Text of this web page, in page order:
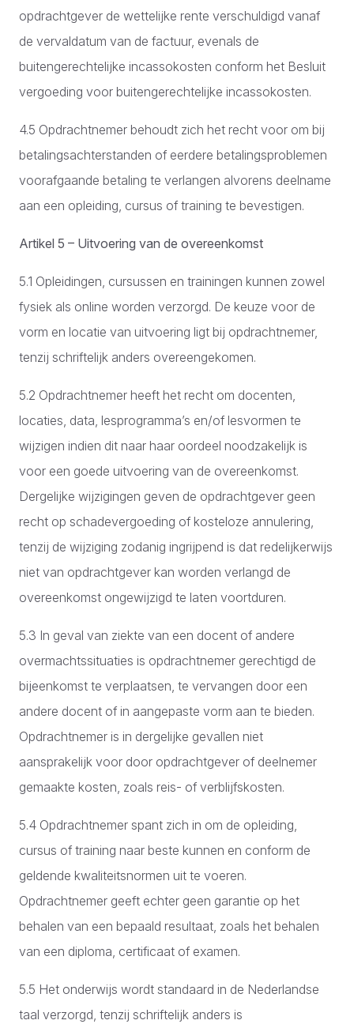
opdrachtgever de wettelijke rente verschuldigd vanaf
de vervaldatum van de factuur, evenals de
buitengerechtelijke incassokosten conform het Besluit
vergoeding voor buitengerechtelijke incassokosten.
4.5 Opdrachtnemer behoudt zich het recht voor om bij
betalingsachterstanden of eerdere betalingsproblemen
voorafgaande betaling te verlangen alvorens deelname
aan een opleiding, cursus of training te bevestigen.
Artikel 5 – Uitvoering van de overeenkomst
5.1 Opleidingen, cursussen en trainingen kunnen zowel
fysiek als online worden verzorgd. De keuze voor de
vorm en locatie van uitvoering ligt bij opdrachtnemer,
tenzij schriftelijk anders overeengekomen.
5.2 Opdrachtnemer heeft het recht om docenten,
locaties, data, lesprogramma’s en/of lesvormen te
wijzigen indien dit naar haar oordeel noodzakelijk is
voor een goede uitvoering van de overeenkomst.
Dergelijke wijzigingen geven de opdrachtgever geen
recht op schadevergoeding of kosteloze annulering,
tenzij de wijziging zodanig ingrijpend is dat redelijkerwijs
niet van opdrachtgever kan worden verlangd de
overeenkomst ongewijzigd te laten voortduren.
5.3 In geval van ziekte van een docent of andere
overmachtssituaties is opdrachtnemer gerechtigd de
bijeenkomst te verplaatsen, te vervangen door een
andere docent of in aangepaste vorm aan te bieden.
Opdrachtnemer is in dergelijke gevallen niet
aansprakelijk voor door opdrachtgever of deelnemer
gemaakte kosten, zoals reis- of verblijfskosten.
5.4 Opdrachtnemer spant zich in om de opleiding,
cursus of training naar beste kunnen en conform de
geldende kwaliteitsnormen uit te voeren.
Opdrachtnemer geeft echter geen garantie op het
behalen van een bepaald resultaat, zoals het behalen
van een diploma, certificaat of examen.
5.5 Het onderwijs wordt standaard in de Nederlandse
taal verzorgd, tenzij schriftelijk anders is